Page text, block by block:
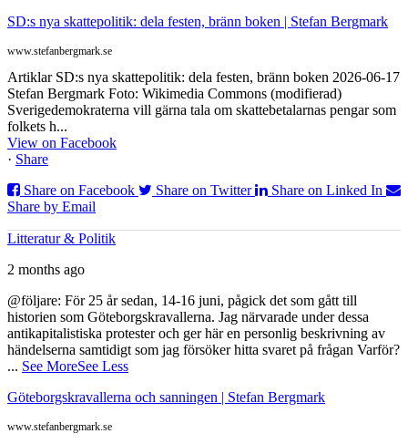
SD:s nya skattepolitik: dela festen, bränn boken | Stefan Bergmark
www.stefanbergmark.se
Artiklar SD:s nya skattepolitik: dela festen, bränn boken 2026-06-17
Stefan Bergmark Foto: Wikimedia Commons (modifierad)
Sverigedemokraterna vill gärna tala om skattebetalarnas pengar som
folkets h...
View on Facebook
· Share
Share on Facebook
Share on Twitter
Share on Linked In
Share by Email
Litteratur & Politik
2 months ago
@följare: För 25 år sedan, 14-16 juni, pågick det som gått till
historien som Göteborgskravallerna. Jag närvarade under dessa
antikapitalistiska protester och ger här en personlig beskrivning av
händelserna samtidigt som jag försöker hitta svaret på frågan Varför?
... See MoreSee Less
Göteborgskravallerna och sanningen | Stefan Bergmark
www.stefanbergmark.se